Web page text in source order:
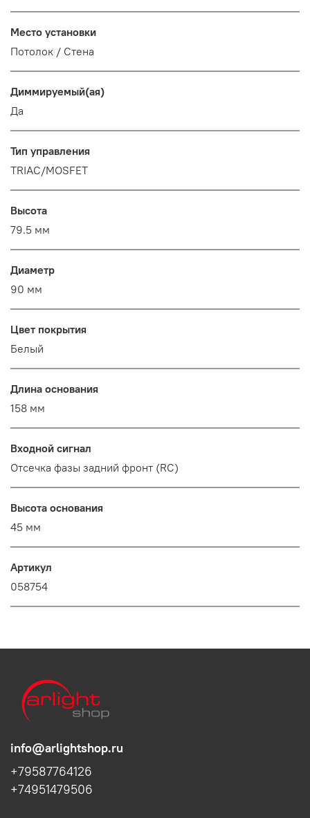
Место установки
Потолок / Cтена
Диммируемый(ая)
Да
Тип управления
TRIAC/MOSFET
Высота
79.5 мм
Диаметр
90 мм
Цвет покрытия
Белый
Длина основания
158 мм
Входной сигнал
Отсечка фазы задний фронт (RC)
Высота основания
45 мм
Артикул
058754
info@arlightshop.ru
+79587764126
+74951479506